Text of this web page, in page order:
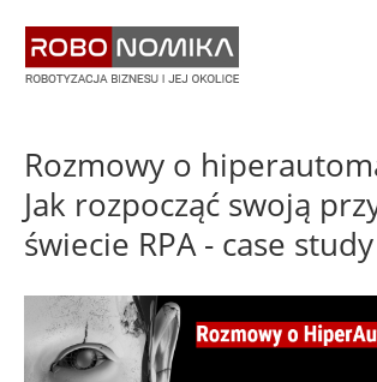
treści
yasne
main
menu
Rozmowy o
Jak rozpocząć swoją
świecie RPA - case